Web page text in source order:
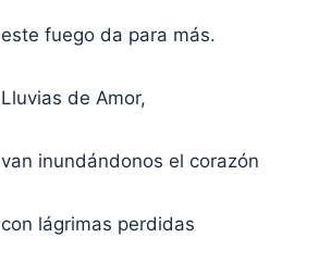
este fuego da para más.
Lluvias de Amor,
van inundándonos el corazón
con lágrimas perdidas